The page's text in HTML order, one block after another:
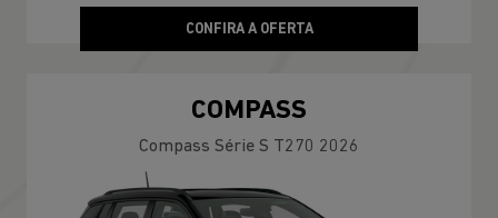
CONFIRA A OFERTA
COMPASS
Compass Série S T270 2026